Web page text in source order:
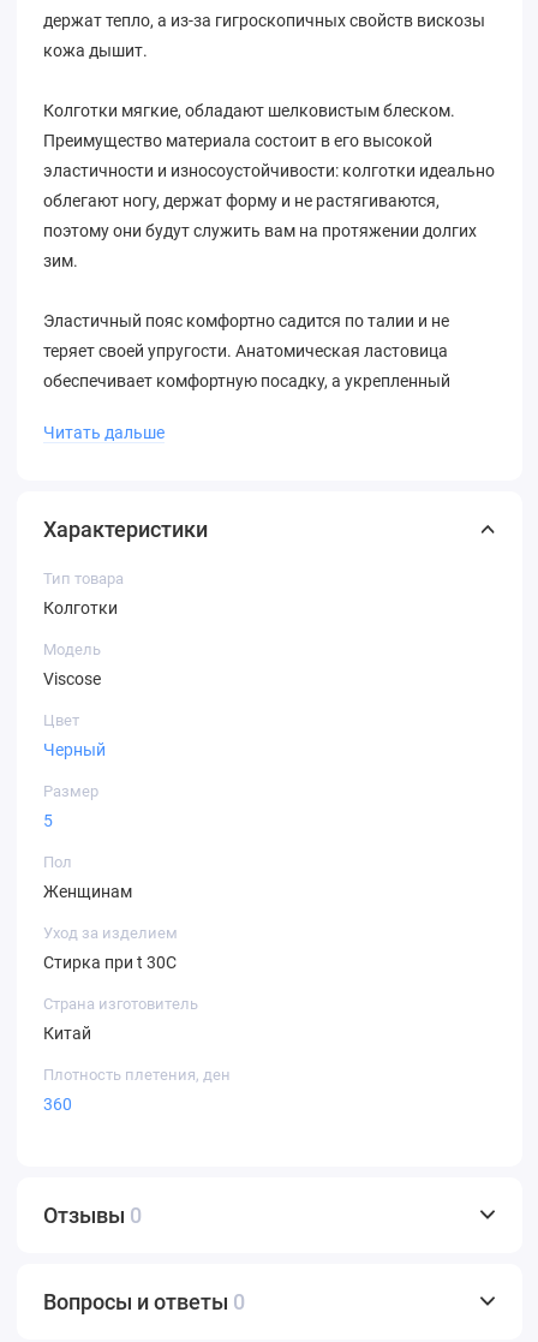
держат тепло, а из-за гигроскопичных свойств вискозы
кожа дышит.
Колготки мягкие, обладают шелковистым блеском.
Преимущество материала состоит в его высокой
эластичности и износоустойчивости: колготки идеально
облегают ногу, держат форму и не растягиваются,
поэтому они будут служить вам на протяжении долгих
зим.
Эластичный пояс комфортно садится по талии и не
теряет своей упругости. Анатомическая ластовица
обеспечивает комфортную посадку, а укрепленный
безупречными.
Читать дальше
Характеристики
Тип товара
Колготки
Модель
Viscose
Цвет
Черный
Размер
5
Пол
Женщинам
Уход за изделием
Стирка при t 30С
Страна изготовитель
Китай
Плотность плетения, ден
360
Отзывы 0
Вопросы и ответы 0